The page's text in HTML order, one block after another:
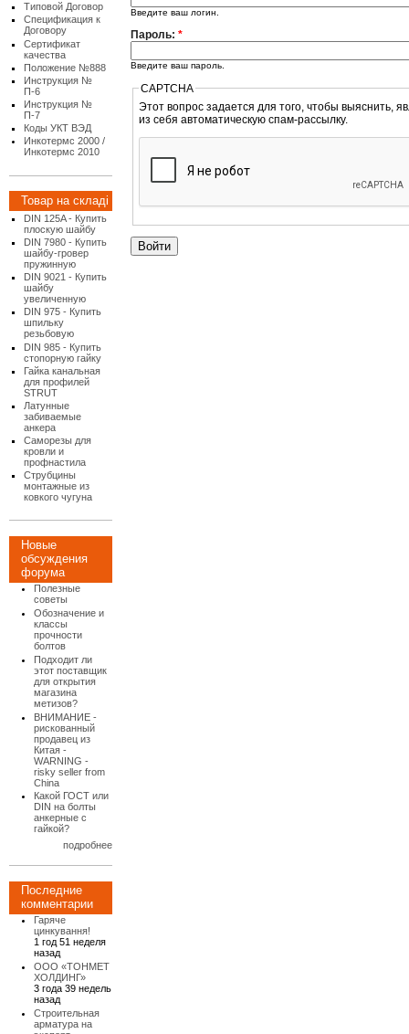
Типовой Договор
Спецификация к
Договору
Сертификат
качества
Положение №888
Инструкция №
П-6
Инструкция №
П-7
Коды УКТ ВЭД
Инкотермс 2000 /
Инкотермс 2010
Товар на складі
DIN 125A - Купить
плоскую шайбу
DIN 7980 - Купить
шайбу-гровер
пружинную
DIN 9021 - Купить
шайбу
увеличенную
DIN 975 - Купить
шпильку
резьбовую
DIN 985 - Купить
стопорную гайку
Гайка канальная
для профилей
STRUT
Латунные
забиваемые
анкера
Саморезы для
кровли и
профнастила
Струбцины
монтажные из
ковкого чугуна
Новые
обсуждения
форума
Полезные
советы
Обозначение и
классы
прочности
болтов
Подходит ли
этот поставщик
для открытия
магазина
метизов?
ВНИМАНИЕ -
рискованный
продавец из
Китая -
WARNING -
risky seller from
China
Какой ГОСТ или
DIN на болты
анкерные с
гайкой?
подробнее
Последние
комментарии
Гаряче
цинкування!
1 год 51 неделя
назад
ООО «ТОНМЕТ
ХОЛДИНГ»
3 года 39 недель
назад
Строительная
арматура на
Введите ваш логин.
Пароль: *
Введите ваш пароль.
CAPTCHA
Этот вопрос задается для того, чтобы выяснить, являетесь ли Вы
из себя автоматическую спам-рассылку.